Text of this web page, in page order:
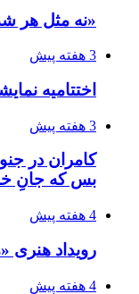
«نه مثل هر
3 هفته پیش
اختتامیه
3 هفته پیش
کامران در
بس که جانِ
4 هفته پیش
رویداد هنری
4 هفته پیش